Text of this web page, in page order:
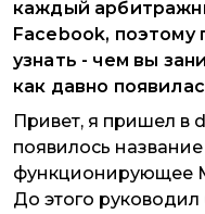
каждый
Facebook, поэтому
узнать - чем вы
как давно
Привет, я пришел в
появилось
функционирующее
До этого